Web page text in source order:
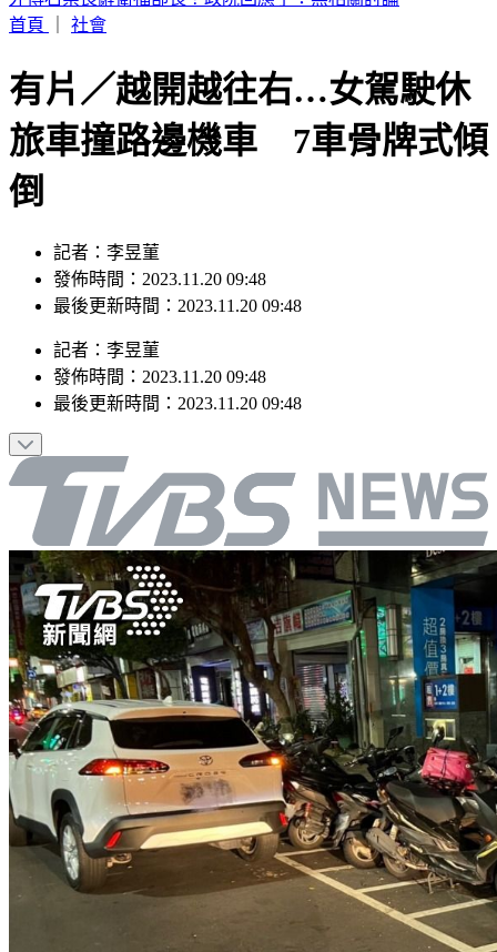
8/14出關
有片／越開越往右…女駕駛休
旅車撞路邊機車 7車骨牌式傾
倒
記者：李昱菫
發佈時間：2023.11.20 09:48
記者：李昱菫
發佈時間：2023.11.20 09:48